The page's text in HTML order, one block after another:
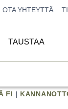
OTA YHTEYTTÄ
TAUSTAA
FI |